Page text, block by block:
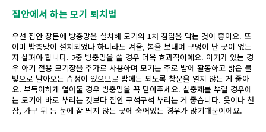
집안에서 하는 모기 퇴치법
우선 집안 창문에 방충망을 설치해 모기의 1차 침입을 막는 것이 좋아요. 또
이미 방충망이 설치되었다 하더라도 겨울, 봄을 보내며 구멍이 난 곳이 없는
지 살펴야 합니다. 2중 방충망을 쓸 경우 더욱 효과적이에요. 아기가 있는 경
우 아기 전용 모기장을 추가로 사용하며 모기는 주로 밤에 활동하고 밝은 불
빛으로 날아오는 습성이 있으므로 밤에는 되도록 창문을 열지 않는 게 좋아
요. 부득이하게 열어둘 경우 방충망을 꼭 닫아주세요. 살충제를 뿌릴 경우에
는 모기에 바로 뿌리는 것보다 집안 구석구석 뿌리는 게 좋습니다. 옷이나 천
장, 가구 뒤 등 눈에 잘 띄지 않는 곳에 숨어있는 경우가 많기때문이에요.